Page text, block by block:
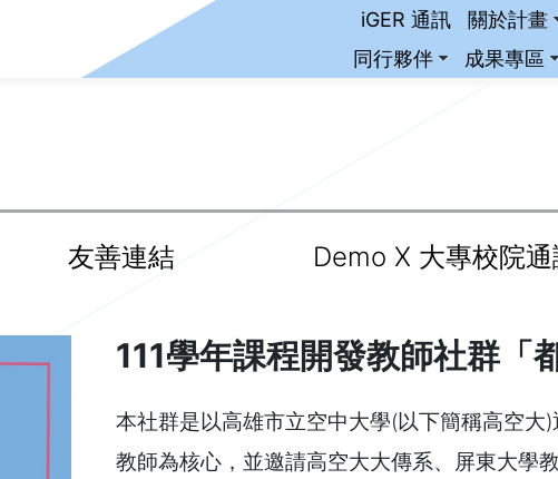
iGER 通訊 關於計畫
同行夥伴
成果專區
友善連結 Demo X 大專校院
111學年課程開發教師社群「
本社群是以高雄市立空中大學(以下簡稱高空大
教師為核心，並邀請高空大大傳系、屏東大學